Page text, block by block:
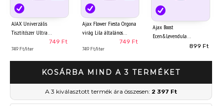
AJAX Univerzális
Tisztítószer Ultra
749 Ft
749 Ft/liter
Ajax Flower Fiesta Orgona
virág Lila általános
tisztítószer 1000 ml749 Ft
749 Ft/liter
Ajax Boost
Ecen&Levendula
háztartási tisztítószer 1 l
899 Ft
KOSÁRBA MIND A 3 TERMÉKET
A 3 kiválasztott termék ára összesen: 2 397 Ft